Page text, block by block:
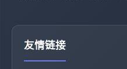
友情链接